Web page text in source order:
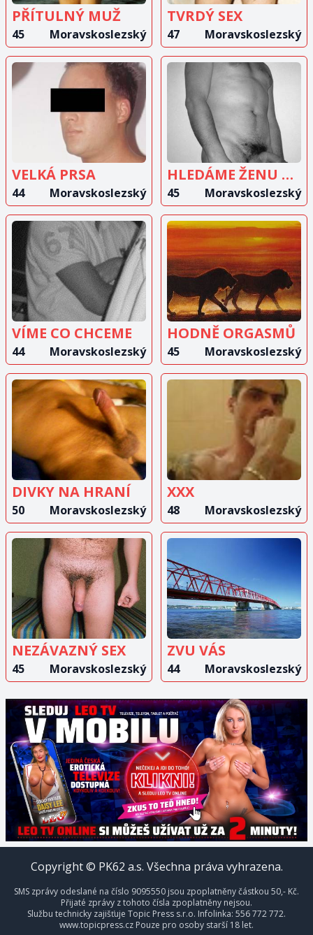
PŘÍTULNÝ MUŽ
45 Moravskoslezský
TVRDÝ SEX
47 Moravskoslezský
ZOBRAZIT
INZERÁT
VELKÁ PRSA
44 Moravskoslezský
ZOBRAZIT
INZERÁT
HLEDÁME ŽENU NA SEX
45 Moravskoslezský
ZOBRAZIT
INZERÁT
VÍME CO CHCEME
44 Moravskoslezský
ZOBRAZIT
INZERÁT
HODNĚ ORGASMŮ
45 Moravskoslezský
ZOBRAZIT
INZERÁT
DIVKY NA HRANÍ
50 Moravskoslezský
ZOBRAZIT
INZERÁT
XXX
48 Moravskoslezský
ZOBRAZIT
INZERÁT
NEZÁVAZNÝ SEX
45 Moravskoslezský
ZOBRAZIT
INZERÁT
ZVU VÁS
44 Moravskoslezský
Copyright © PK62 a.s. Všechna práva vyhrazena.
SMS zprávy odeslané na číslo 9095550 jsou zpoplatněny částkou 50,- Kč.
Přijaté zprávy z tohoto čísla zpoplatněny nejsou.
Službu technicky zajišťuje Topic Press s.r.o. Infolinka: 556 772 772.
www.topicpress.cz Pouze pro osoby starší 18 let.